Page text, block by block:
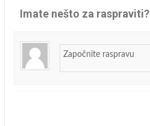
Imate nešto za raspraviti?